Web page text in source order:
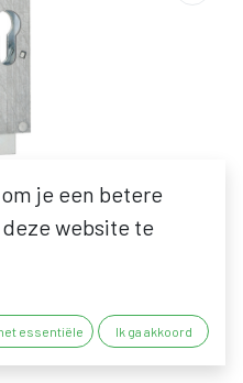
je een betere
website te
essentiële Ik ga akkoord